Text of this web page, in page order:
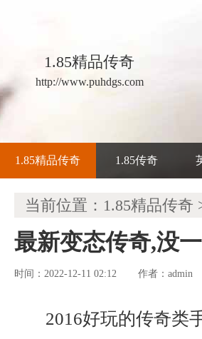
1.85精品传奇
http://www.puhdgs.com
1.85精品传奇 1.85传奇
当前位置： 1.85精品传奇
最新变态传奇,没
时间：2022-12-11 02:12 作者： admin
2016好玩的传奇类